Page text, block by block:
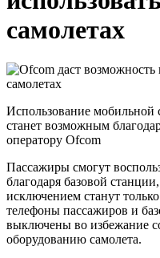
самолетах
Использование мобильной
станет возможным
оператору Ofcom
Пассажиры смогут
благодаря базовой
исключением станут
телефоны пассажиров и
выключены во избежание
оборудованию самолета.